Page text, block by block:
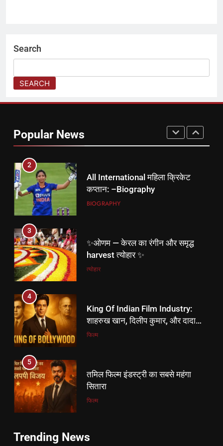
Search
SEARCH
Popular News
कृषि का महाउत्सव🌾
3
✨ओणम — केरल का रंगीन और समृद्ध
harvest त्योहार ✨
त्योहार
4
King Of Indian Film Industry:
शाहरुख खान, दिलीप कुमार, और दादा
साहब फाल्के।
फिल्म
5
तमिल फिल्म इंडस्ट्री का सबसे महंगा
सितारा
फिल्म
6
विश्वामित्र की वंशावली – कौशिक वंश का
इतिहास और रहस्य
DHARM
विश्वामित्र कौन थे? | महर्षि विश्वामित्र की
Trending News
सितारा
फिल्म
इतिहास और रहस्य